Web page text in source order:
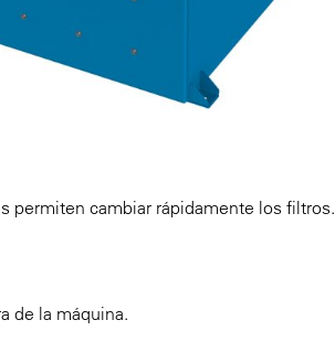
permiten cambiar rápidamente los filtros.
de la máquina.